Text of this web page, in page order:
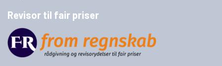
Revisor til fair priser